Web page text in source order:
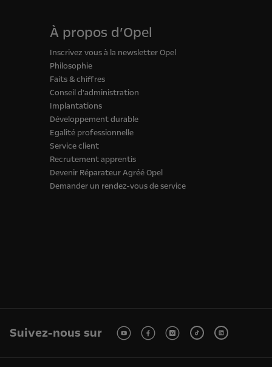
À propos d’Opel
Inscrivez vous à la newsletter Opel
Philosophie
Faits & chiffres
Conseil d'administration
Implantations
Développement durable
Egalité professionnelle
Service client
Recrutement apprentis
Devenir Réparateur Agréé Opel
Demander un rendez-vous de service
Suivez-nous sur